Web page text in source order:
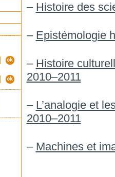
– Histoire des
– Epistémologie
– Histoire
2010–2011
– L’analogie et
2010–2011
– Machines et